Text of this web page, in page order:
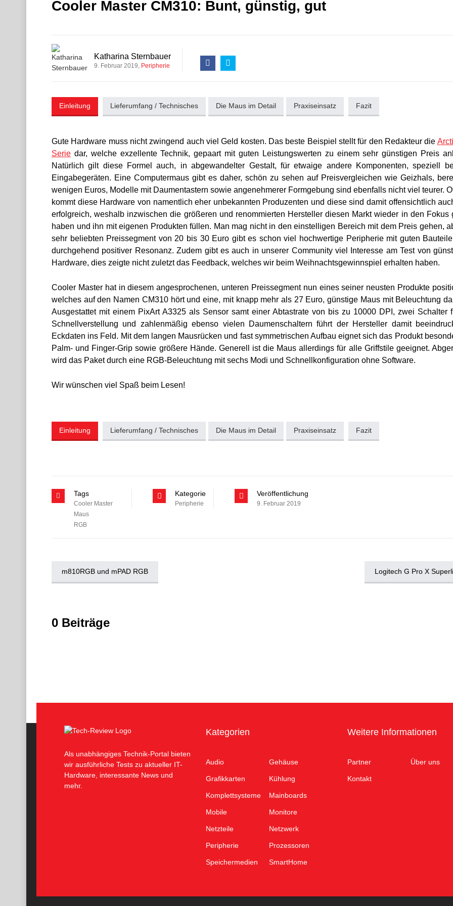
Cooler Master CM310: Bunt, günstig, gut
Katharina Sternbauer
9. Februar 2019 Peripherie
Einleitung Lieferumfang / Technisches Die Maus im Detail Praxiseinsatz Fazit
Gute Hardware muss nicht zwingend auch viel Geld kosten. Das beste Beispiel stellt für den Redakteur die
Serie dar, welche exzellente Technik, gepaart mit guten Leistungswerten zu einem sehr günstigen Preis
Natürlich gilt diese Formel auch, in abgewandelter Gestalt, für etwaige andere Komponenten, speziell
Eingabegeräten. Eine Computermaus gibt es daher, schön zu sehen auf Preisvergleichen wie Geizhals,
wenigen Euros, Modelle mit Daumentastern sowie angenehmerer Formgebung sind ebenfalls nicht viel teurer.
kommt diese Hardware von namentlich eher unbekannten Produzenten und diese sind damit offensichtlich
erfolgreich, weshalb inzwischen die größeren und renommierten Hersteller diesen Markt wieder in den Fokus
haben und ihn mit eigenen Produkten füllen. Man mag nicht in den einstelligen Bereich mit dem Preis gehen,
sehr beliebten Preissegment von 20 bis 30 Euro gibt es schon viel hochwertige Peripherie mit guten
durchgehend positiver Resonanz. Zudem gibt es auch in unserer Community viel Interesse am Test von
Hardware, dies zeigte nicht zuletzt das Feedback, welches wir beim Weihnachtsgewinnspiel erhalten haben.
Cooler Master hat in diesem angesprochenen, unteren Preissegment nun eines seiner neusten Produkte
welches auf den Namen CM310 hört und eine, mit knapp mehr als 27 Euro, günstige Maus mit Beleuchtung
Ausgestattet mit einem PixArt A3325 als Sensor samt einer Abtastrate von bis zu 10000 DPI, zwei Schalter
Schnellverstellung und zahlenmäßig ebenso vielen Daumenschaltern führt der Hersteller damit
Eckdaten ins Feld. Mit dem langen Mausrücken und fast symmetrischen Aufbau eignet sich das Produkt
Palm- und Finger-Grip sowie größere Hände. Generell ist die Maus allerdings für alle Griffstile geeignet.
wird das Paket durch eine RGB-Beleuchtung mit sechs Modi und Schnellkonfiguration ohne Software.
Wir wünschen viel Spaß beim Lesen!
Einleitung Lieferumfang / Technisches Die Maus im Detail Praxiseinsatz Fazit
Tags
Cooler Master
Maus
RGB
Kategorie
Peripherie
Veröffentlichung
9. Februar 2019
m810RGB und mPAD RGB Logitech G Pro X
0 Beiträge
Als unabhängiges Technik-Portal bieten
wir ausführliche Tests zu aktueller IT-
Hardware, interessante News und
mehr.
Kategorien
Audio Gehäuse
Grafikkarten Kühlung
Komplettsysteme Mainboards
Mobile Monitore
Netzteile Netzwerk
Peripherie Prozessoren
Speichermedien SmartHome
Weitere Informationen
Partner Über uns
Kontakt